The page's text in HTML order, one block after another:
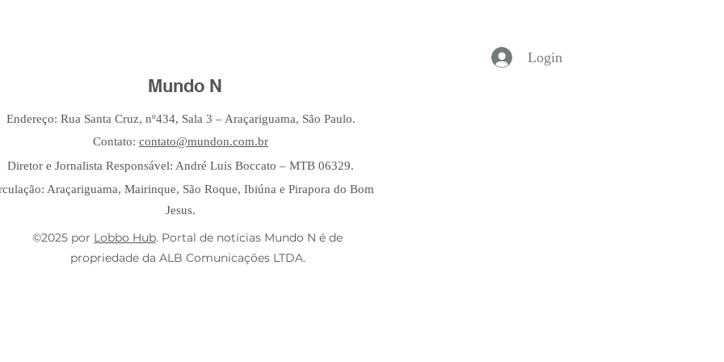
Login
Mundo N
Endereço: Rua Santa Cruz, nº434, Sala 3 – Araçariguama, São Paulo.
Contato: contato@mundon.com.br
Diretor e Jornalista Responsável: André Luis Boccato – MTB 06329.
Araçariguama, Mairinque, São Roque, Ibiúna e Pirapora do Bom
Jesus.
©2025 por Lobbo Hub. Portal de notícias Mundo N é de
propriedade da ALB Comunicações LTDA.